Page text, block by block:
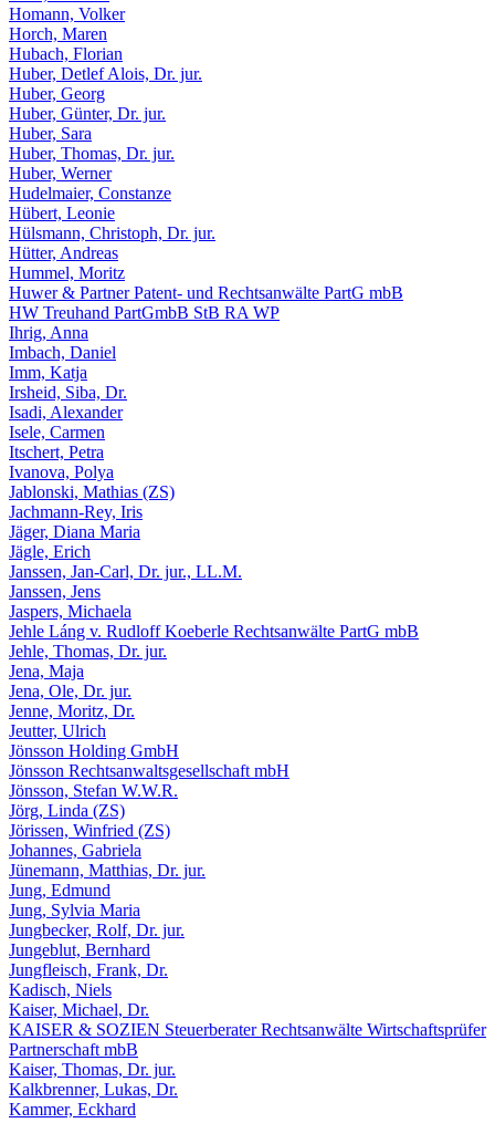
Homann, Volker
Horch, Maren
Hubach, Florian
Huber, Detlef Alois, Dr. jur.
Huber, Georg
Huber, Günter, Dr. jur.
Huber, Sara
Huber, Thomas, Dr. jur.
Huber, Werner
Hudelmaier, Constanze
Hübert, Leonie
Hülsmann, Christoph, Dr. jur.
Hütter, Andreas
Hummel, Moritz
Huwer & Partner Patent- und Rechtsanwälte PartG mbB
HW Treuhand PartGmbB StB RA WP
Ihrig, Anna
Imbach, Daniel
Imm, Katja
Irsheid, Siba, Dr.
Isadi, Alexander
Isele, Carmen
Itschert, Petra
Ivanova, Polya
Jablonski, Mathias (ZS)
Jachmann-Rey, Iris
Jäger, Diana Maria
Jägle, Erich
Janssen, Jan-Carl, Dr. jur., LL.M.
Janssen, Jens
Jaspers, Michaela
Jehle Láng v. Rudloff Koeberle Rechtsanwälte PartG mbB
Jehle, Thomas, Dr. jur.
Jena, Maja
Jena, Ole, Dr. jur.
Jenne, Moritz, Dr.
Jeutter, Ulrich
Jönsson Holding GmbH
Jönsson Rechtsanwaltsgesellschaft mbH
Jönsson, Stefan W.W.R.
Jörg, Linda (ZS)
Jörissen, Winfried (ZS)
Johannes, Gabriela
Jünemann, Matthias, Dr. jur.
Jung, Edmund
Jung, Sylvia Maria
Jungbecker, Rolf, Dr. jur.
Jungeblut, Bernhard
Jungfleisch, Frank, Dr.
Kadisch, Niels
Kaiser, Michael, Dr.
KAISER & SOZIEN Steuerberater Rechtsanwälte Wirtschaftsprüfer
Partnerschaft mbB
Kaiser, Thomas, Dr. jur.
Kalkbrenner, Lukas, Dr.
Kammer, Eckhard